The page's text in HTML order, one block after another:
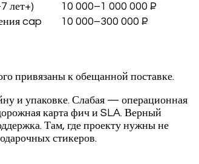
лет+)
10 000–1 000 000 ₽
cap 10 000–300 000 ₽
привязаны к обещанной поставке.
и упаковке. Слабая — операционная
карта фич и SLA. Верный
Там, где проекту нужны не
стикеров.